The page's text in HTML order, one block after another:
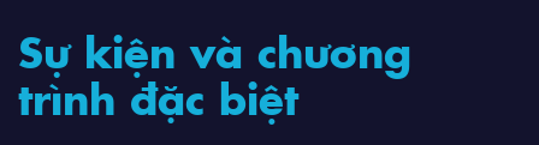
Sự kiện và chương
trình đặc biệt